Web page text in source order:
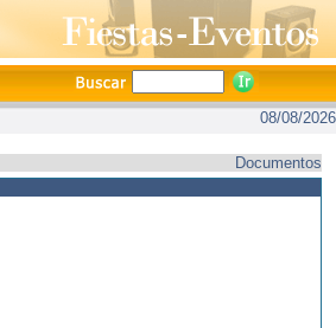
08/08/2026
Documentos